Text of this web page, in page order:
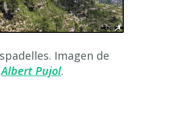
Imagen de
Albert Pujol.